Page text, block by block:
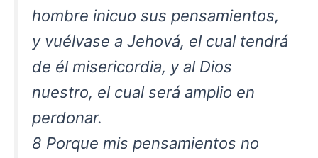
hombre inicuo sus pensamientos,
y vuélvase a Jehová, el cual tendrá
de él misericordia, y al Dios
nuestro, el cual será amplio en
perdonar.
8 Porque mis pensamientos no